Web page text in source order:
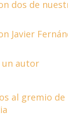
dos de
Javier
un autor
al gremio de